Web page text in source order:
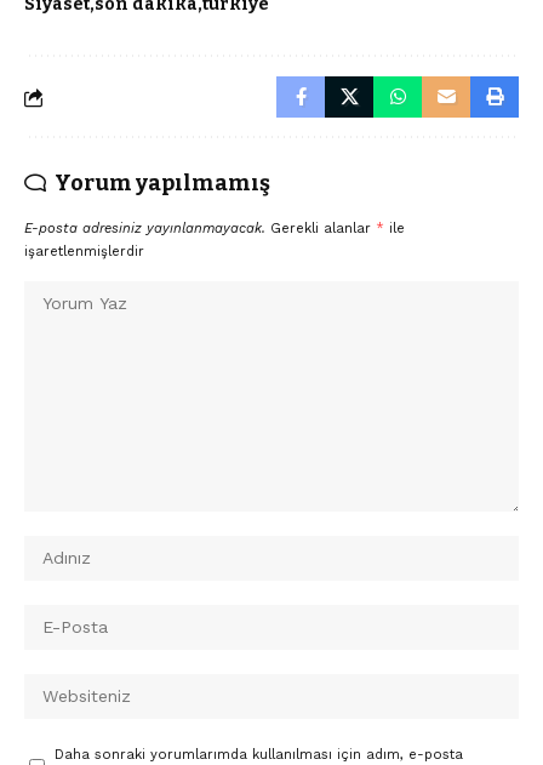
Siyaset son dakika türkiye
Yorum yapılmamış
E-posta adresiniz yayınlanmayacak. Gerekli alanlar * ile
işaretlenmişlerdir
Daha sonraki yorumlarımda kullanılması için adım, e-posta